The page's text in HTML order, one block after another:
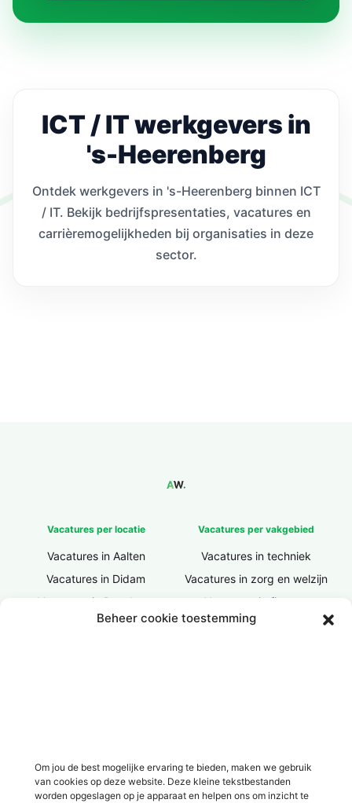
Beheer cookie toestemming
Om jou de best mogelijke ervaring te bieden, maken we gebruik
van cookies op deze website. Deze kleine tekstbestanden
worden opgeslagen op je apparaat en helpen ons om inzicht te
ICT / IT werkgevers in
's-Heerenberg
Ontdek werkgevers in 's-Heerenberg binnen ICT
/ IT. Bekijk bedrijfspresentaties, vacatures en
carrièremogelijkheden bij organisaties in deze
sector.
Vacatures per locatie
Vacatures in Aalten
Vacatures in Didam
Vacatures in Doesburg
Vacatures in Doetinchem
Vacatures in Varsseveld
Vacatures in Winterswijk
Vacatures per vakgebied
Vacatures in techniek
Vacatures in zorg en welzijn
Vacatures in finance
Vacatures in ICT / IT